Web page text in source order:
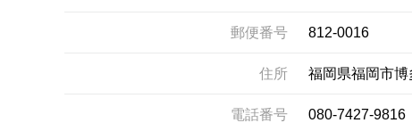
郵便番号 812-0016
住所 福岡県福岡市
電話番号 080-7427-9816